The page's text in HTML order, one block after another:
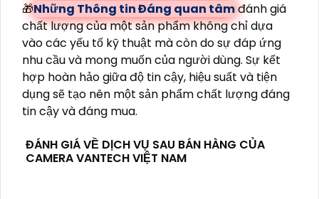
🎁Những Thông tin Đáng quan tâmđánh giá
chất lượng của một sản phẩm không chỉ dựa
vào các yếu tố kỹ thuật mà còn do sự đáp ứng
nhu cầu và mong muốn của người dùng. Sự kết
hợp hoàn hảo giữa độ tin cậy, hiệu suất và tiện
dụng sẽ tạo nên một sản phẩm chất lượng đáng
tin cậy và đáng mua.
ĐÁNH GIÁ VỀ DỊCH VỤ SAU BÁN HÀNG CỦA
CAMERA VANTECH VIỆT NAM